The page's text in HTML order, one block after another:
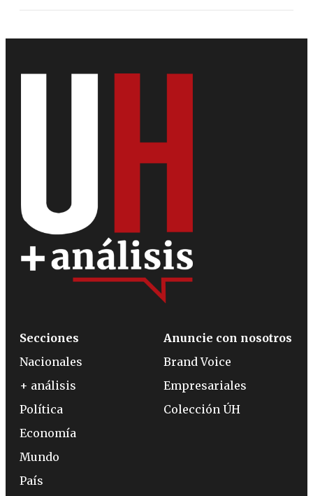
Secciones
Nacionales
+ análisis
Política
Economía
Mundo
País
Anuncie con nosotros
Brand Voice
Empresariales
Colección ÚH